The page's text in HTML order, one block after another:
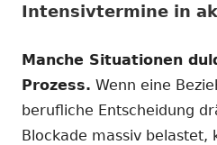
Intensivtermine in
Manche Situationen
Prozess. Wenn eine
berufliche Entscheidung
Blockade massiv belastet,